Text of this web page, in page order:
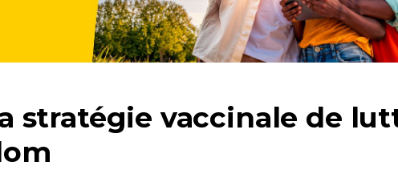
stratégie vaccinale de